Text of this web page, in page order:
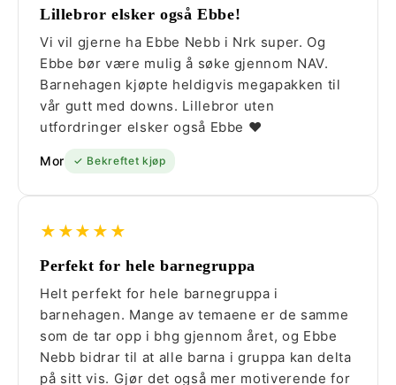
Lillebror elsker også Ebbe!
Vi vil gjerne ha Ebbe Nebb i Nrk super. Og
Ebbe bør være mulig å søke gjennom NAV.
Barnehagen kjøpte heldigvis megapakken til
vår gutt med downs. Lillebror uten
utfordringer elsker også Ebbe ❤️
Mor ✓ Bekreftet kjøp
★★★★★
Perfekt for hele barnegruppa
Helt perfekt for hele barnegruppa i
barnehagen. Mange av temaene er de samme
som de tar opp i bhg gjennom året, og Ebbe
Nebb bidrar til at alle barna i gruppa kan delta
på sitt vis. Gjør det også mer motiverende for